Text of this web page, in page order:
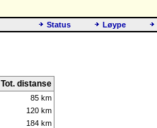
Status
Løype
Tot. distanse
85 km
120 km
184 km